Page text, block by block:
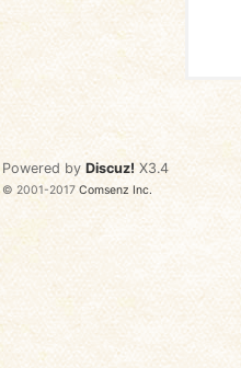
Powered by Discuz! X3.4
© 2001-2017Comsenz Inc.